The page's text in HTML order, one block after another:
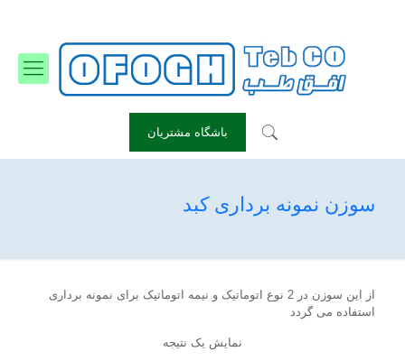
باشگاه مشتریان
سوزن نمونه برداری کبد
از این سوزن در 2 نوع اتوماتیک و نیمه اتوماتیک برای نمونه برداری
استفاده می گردد
نمایش یک نتیجه